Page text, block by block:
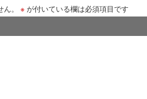
。 ※ が付いている欄は必須項目です